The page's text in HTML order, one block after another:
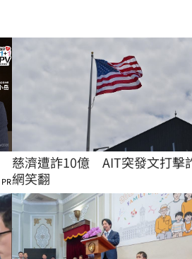
PR
慈濟遭詐10億　AIT突發文打擊
網笑翻